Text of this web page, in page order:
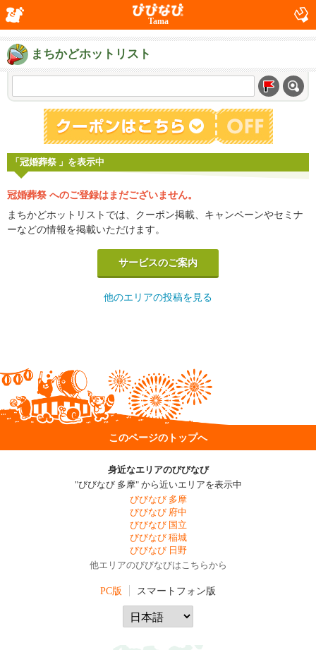
Tama
まちかどホットリスト
「冠婚葬祭 」を表示中
冠婚葬祭 へのご登録はまだございません。
まちかどホットリストでは、クーポン掲載、キャンペーンやセミナ
ーなどの情報を掲載いただけます。
サービスのご案内
他のエリアの投稿を見る
このページのトップへ
身近なエリアのびびなび
"びびなび 多摩" から近いエリアを表示中
びびなび 多摩
びびなび 府中
びびなび 国立
びびなび 稲城
びびなび 日野
他エリアのびびなびはこちらから
PC版 スマートフォン版